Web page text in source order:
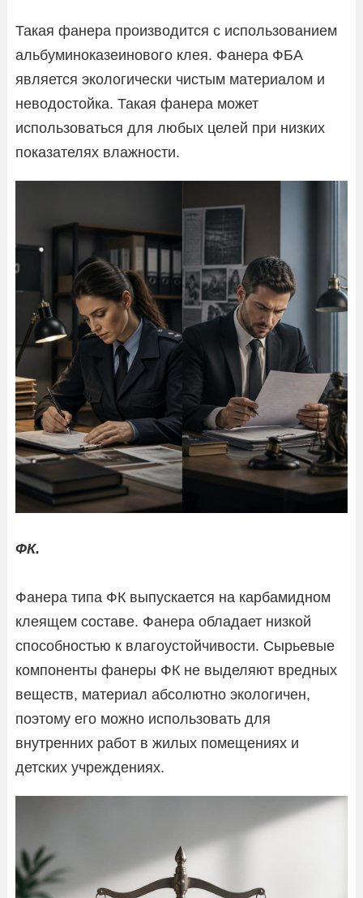
Такая фанера производится с использованием
альбуминоказеинового клея. Фанера ФБА
является экологически чистым материалом и
неводостойка. Такая фанера может
использоваться для любых целей при низких
показателях влажности.
ФК.
Фанера типа ФК выпускается на карбамидном
клеящем составе. Фанера обладает низкой
способностью к влагоустойчивости. Сырьевые
компоненты фанеры ФК не выделяют вредных
веществ, материал абсолютно экологичен,
поэтому его можно использовать для
внутренних работ в жилых помещениях и
детских учреждениях.